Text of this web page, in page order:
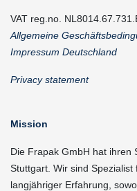
VAT reg.no.
Allgemeine
Impressum Deutschland
Privacy statement
Mission
Die Frapak GmbH hat ihren
Stuttgart. Wir sind
langjähriger Erfahrung,